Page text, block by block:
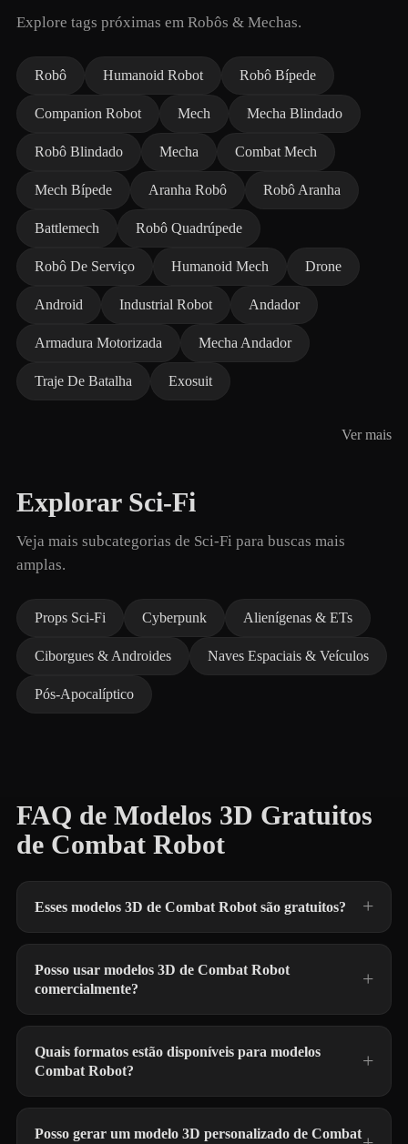
Explore tags próximas em Robôs & Mechas.
Robô Humanoid Robot Robô Bípede
Companion Robot Mech Mecha Blindado
Robô Blindado Mecha Combat Mech
Mech Bípede Aranha Robô Robô Aranha
Battlemech Robô Quadrúpede
Robô De Serviço Humanoid Mech Drone
Android Industrial Robot Andador
Armadura Motorizada Mecha Andador
Traje De Batalha Exosuit
Ver mais
Explorar Sci-Fi
Veja mais subcategorias de Sci-Fi para buscas mais
amplas.
Props Sci-Fi Cyberpunk Alienígenas & ETs
Ciborgues & Androides Naves Espaciais & Veículos
Pós-Apocalíptico
FAQ de Modelos 3D Gratuitos
de Combat Robot
Esses modelos 3D de Combat Robot são gratuitos?
Posso usar modelos 3D de Combat Robot
comercialmente?
Quais formatos estão disponíveis para modelos
Combat Robot?
Posso gerar um modelo 3D personalizado de Combat